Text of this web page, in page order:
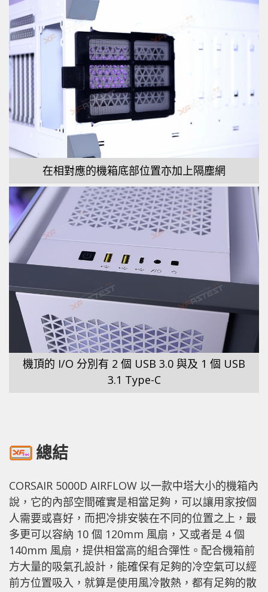
在相對應的機箱底部位置亦加上隔塵網
機頂的 I/O 分別有 2 個 USB 3.0 與及 1 個 USB
3.1 Type-C
總結
CORSAIR 5000D AIRFLOW 以一款中塔大小的機箱內
說，它的內部空間確實是相當足夠，可以讓用家按個
人需要或喜好，而把冷排安裝在不同的位置之上，最
多更可以容納 10 個 120mm 風扇，又或者是 4 個
140mm 風扇，提供相當高的組合彈性。配合機箱前
方大量的吸氣孔設計，能確保有足夠的冷空氣可以經
前方位置吸入，就算是使用風冷散熱，都有足夠的散